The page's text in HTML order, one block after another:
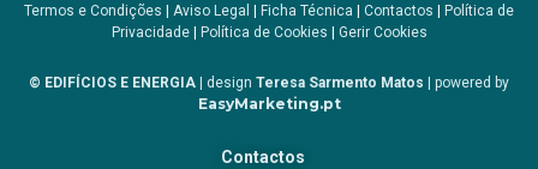
Termos e Condições | Aviso Legal | Ficha Técnica | Contactos | Política de
Privacidade| Política de Cookies | Gerir Cookies
© EDIFÍCIOS E ENERGIA | design Teresa Sarmento Matos | powered by
EasyMarketing.pt
Contactos